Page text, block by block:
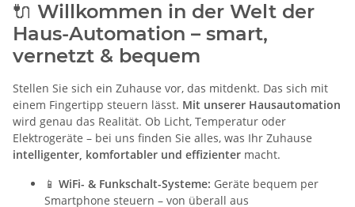
🔌 Willkommen in der Welt der
Haus-Automation – smart,
vernetzt & bequem
Stellen Sie sich ein Zuhause vor, das mitdenkt. Das sich mit
einem Fingertipp steuern lässt. Mit unserer Hausautomation
wird genau das Realität. Ob Licht, Temperatur oder
Elektrogeräte – bei uns finden Sie alles, was Ihr Zuhause
intelligenter, komfortabler und effizienter macht.
📱 WiFi- & Funkschalt-Systeme: Geräte bequem per
Smartphone steuern – von überall aus